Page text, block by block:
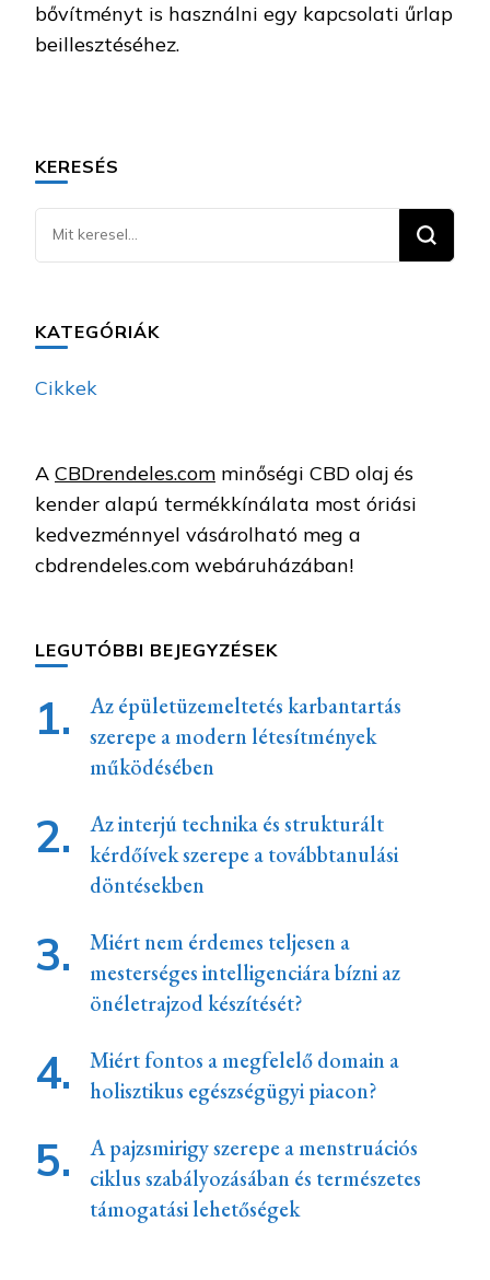
bővítményt is használni egy kapcsolati űrlap
beillesztéséhez.
KERESÉS
Keresel
valamit?
KATEGÓRIÁK
Cikkek
A CBDrendeles.com minőségi CBD olaj és
kender alapú termékkínálata most óriási
kedvezménnyel vásárolható meg a
cbdrendeles.com webáruházában!
LEGUTÓBBI BEJEGYZÉSEK
Az épületüzemeltetés karbantartás
szerepe a modern létesítmények
működésében
Az interjú technika és strukturált
kérdőívek szerepe a továbbtanulási
döntésekben
Miért nem érdemes teljesen a
mesterséges intelligenciára bízni az
önéletrajzod készítését?
Miért fontos a megfelelő domain a
holisztikus egészségügyi piacon?
A pajzsmirigy szerepe a menstruációs
ciklus szabályozásában és természetes
támogatási lehetőségek